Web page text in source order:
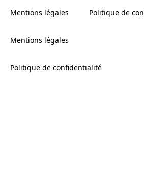
Mentions légales Politique de
Mentions légales
Politique de confidentialité